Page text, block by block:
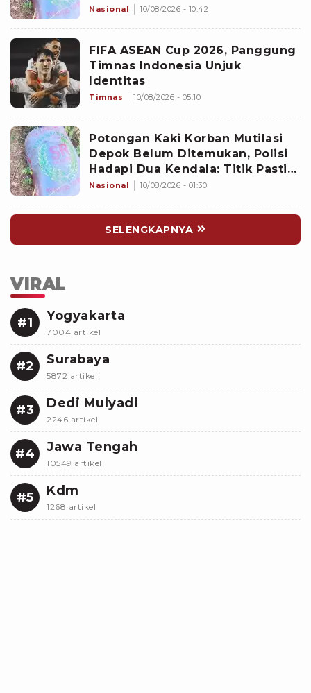
Nasional 10/08/2026 - 10:42
FIFA ASEAN Cup 2026, Panggung
Timnas Indonesia Unjuk
Identitas
Timnas 10/08/2026 - 05:10
Potongan Kaki Korban Mutilasi
Depok Belum Ditemukan, Polisi
Hadapi Dua Kendala: Titik Pasti
Tersangka Membuangnya dan
Nasional 10/08/2026 - 01:30
SELENGKAPNYA
VIRAL
#1 Yogyakarta
7004 artikel
#2 Surabaya
5872 artikel
#3 Dedi Mulyadi
2246 artikel
#4 Jawa Tengah
10549 artikel
#5 Kdm
1268 artikel